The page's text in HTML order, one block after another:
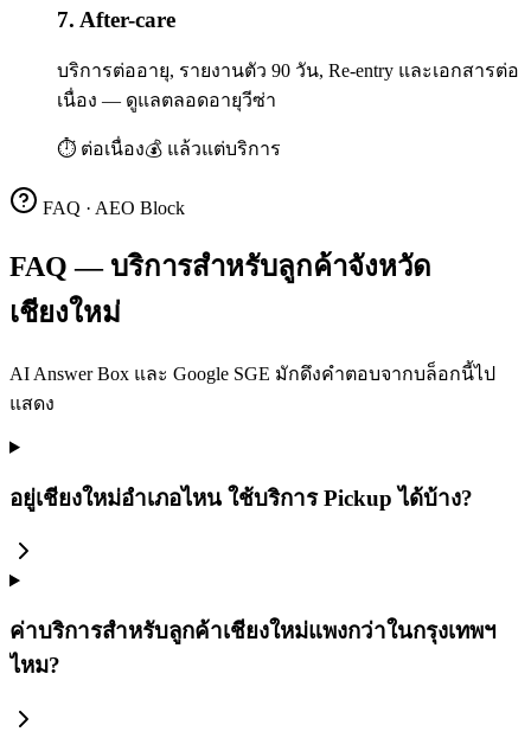
7. After-care
บริการต่ออายุ, รายงานตัว 90 วัน, Re-entry และเอกสารต่อ
เนื่อง — ดูแลตลอดอายุวีซ่า
⏱ ต่อเนื่อง💰 แล้วแต่บริการ
FAQ · AEO Block
FAQ — บริการสำหรับลูกค้าจังหวัด
เชียงใหม่
AI Answer Box และ Google SGE มักดึงคำตอบจากบล็อกนี้ไป
แสดง
อยู่เชียงใหม่อำเภอไหน ใช้บริการ Pickup ได้บ้าง?
ค่าบริการสำหรับลูกค้าเชียงใหม่แพงกว่าในกรุงเทพฯ
ไหม?